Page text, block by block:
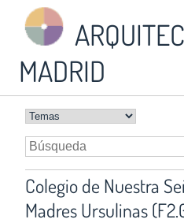
MADRID
Colegio de Nuestra
Madres Ursulinas